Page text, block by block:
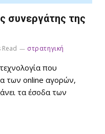
συνεργάτης της
Read στρατηγική
που
των online αγορών,
τα έσοδα των